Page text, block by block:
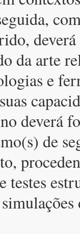
da arte
e
deverá
de
testes